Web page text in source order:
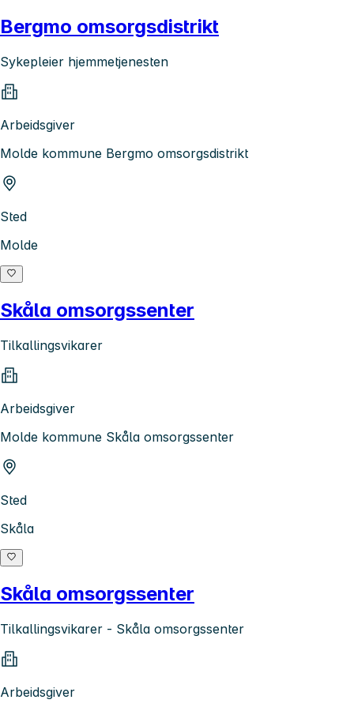
Bergmo omsorgsdistrikt
Sykepleier hjemmetjenesten
Arbeidsgiver
Molde kommune Bergmo omsorgsdistrikt
Sted
Molde
Skåla omsorgssenter
Tilkallingsvikarer
Arbeidsgiver
Molde kommune Skåla omsorgssenter
Sted
Skåla
Skåla omsorgssenter
Tilkallingsvikarer - Skåla omsorgssenter
Arbeidsgiver